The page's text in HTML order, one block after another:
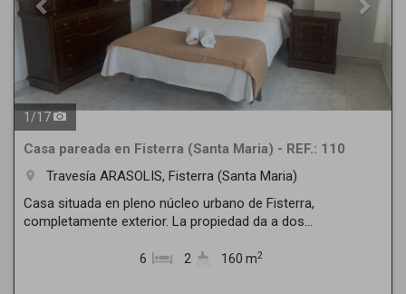
1 /17
Casa pareada en Fisterra (Santa Maria) - REF.: 110
room
Travesía ARASOLIS, Fisterra (Santa Maria)
Casa situada en pleno núcleo urbano de Fisterra,
completamente exterior. La propiedad da a dos...
6 2 160 m2